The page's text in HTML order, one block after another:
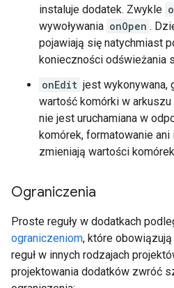
instaluje dodatek. Zwykle
wywoływania onOpen .
pojawiają się natychmiast
konieczności odświeżania
onEdit jest wykonywana,
wartość komórki w arkuszu
nie jest uruchamiana w
komórek, formatowanie ani
zmieniają wartości
Ograniczenia
Proste reguły w dodatkach
ograniczeniom, które
reguł w innych rodzajach
projektowania dodatków zwróć